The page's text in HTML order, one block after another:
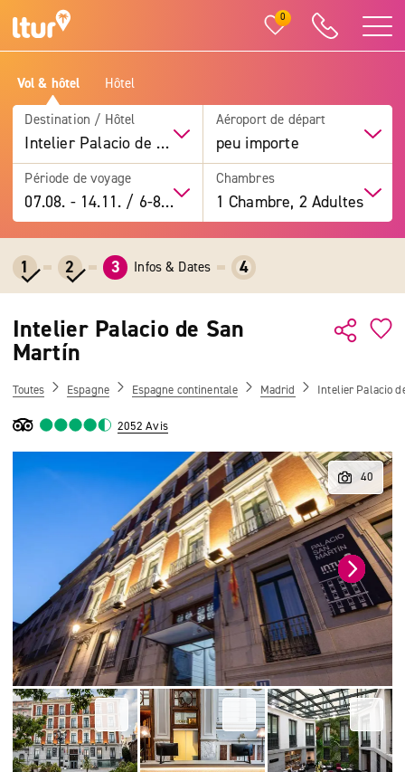
0
Vol & hôtel Hôtel
Destination / Hôtel
Intelier Palacio de San Martín
Aéroport de départ
peu importe
Période de voyage
07.08. -14.11. / 6-8 jours
Chambres
1 Chambre, 2 Adultes
1 2 3 Infos & Dates 4
Intelier Palacio de San
Martín
Toutes Espagne Espagne continentale Madrid Intelier Palacio
2052 Avis